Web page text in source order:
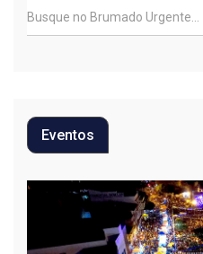
Eventos